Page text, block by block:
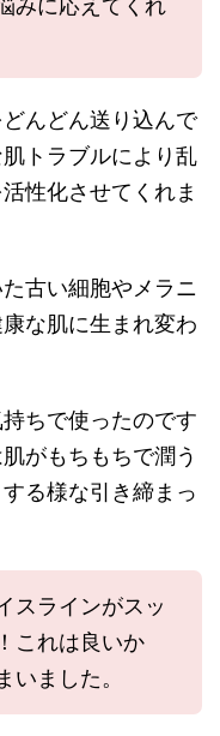
んどん送り込んで
トラブルにより乱
性化させてくれま
古い細胞やメラニ
な肌に生まれ変わ
ちで使ったのです
がもちもちで潤う
る様な引き締まっ
スラインがスッ
これは良いか
いました。